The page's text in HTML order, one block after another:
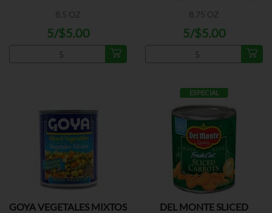
8.5 OZ
5/$5.00
8.75 OZ
5/$5.00
GOYA VEGETALES MIXTOS
ESPECIAL
DEL MONTE SLICED